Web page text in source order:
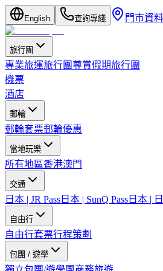
English 查詢專綫 門市資料
旅行團
專業旅運旅行團尊賞假期旅行團
機票
酒店
郵輪
郵輪套票郵輪優惠
當地玩樂
所有地區香港澳門
交通
日本 | JR Pass 日本 | SunQ Pass 日本 |
自由行
自由行套票行程策劃
包團 / 遊學